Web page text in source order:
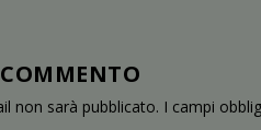
non sarà pubblicato. I campi